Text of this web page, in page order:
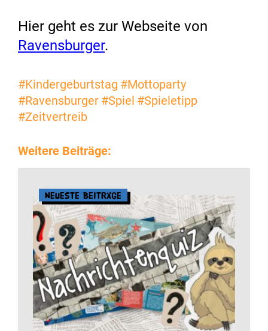
Hier geht es zur Webseite von
Ravensburger.
#Kindergeburtstag #Mottoparty
#Ravensburger #Spiel #Spieletipp
#Zeitvertreib
Weitere Beiträge:
Neueste Beiträge